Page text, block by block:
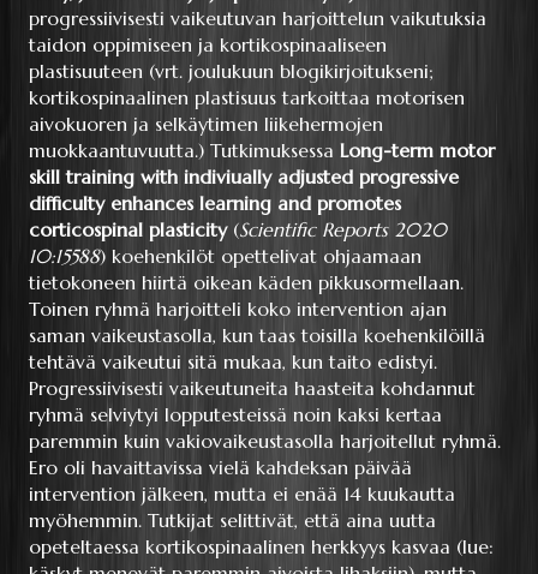
progressiivisesti vaikeutuvan harjoittelun vaikutuksia
taidon oppimiseen ja kortikospinaaliseen
plastisuuteen (vrt. joulukuun blogikirjoitukseni;
kortikospinaalinen plastisuus tarkoittaa motorisen
aivokuoren ja selkäytimen liikehermojen
muokkaantuvuutta.) Tutkimuksessa Long-term motor
skill training with indiviually adjusted progressive
difficulty enhances learning and promotes
corticospinal plasticity(Scientific Reports 2020
10:15588) koehenkilöt opettelivat ohjaamaan
tietokoneen hiirtä oikean käden pikkusormellaan.
Toinen ryhmä harjoitteli koko intervention ajan
saman vaikeustasolla, kun taas toisilla koehenkilöillä
tehtävä vaikeutui sitä mukaa, kun taito edistyi.
Progressiivisesti vaikeutuneita haasteita kohdannut
ryhmä selviytyi lopputesteissä noin kaksi kertaa
paremmin kuin vakiovaikeustasolla harjoitellut ryhmä.
Ero oli havaittavissa vielä kahdeksan päivää
intervention jälkeen, mutta ei enää 14 kuukautta
myöhemmin. Tutkijat selittivät, että aina uutta
opeteltaessa kortikospinaalinen herkkyys kasvaa (lue: